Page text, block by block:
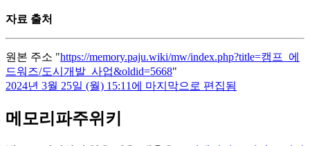
자료 출처
원본 주소 "https://memory.paju.wiki/mw/index.php?title=캠프_에
드워즈/도시개발_사업&oldid=5668"
2024년 3월 25일 (월) 15:11에 마지막으로 편집됨
메모리파주위키